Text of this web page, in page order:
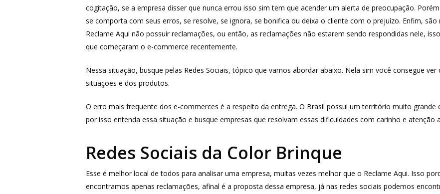
cogitação, se a empresa disser que nunca errou isso sim tem que acender um alerta de preocupação.
se comporta com seus erros, se resolve, se ignora, se bonifica ou deixa o cliente com o prejuízo. Enfim,
Reclame Aqui não possuir reclamações, ou então, as reclamações não estarem sendo respondidas nele,
que começaram o e-commerce recentemente.
Nessa situação, busque pelas Redes Sociais, tópico que vamos abordar abaixo. Nela sim você consegue
situações e dos produtos.
O erro mais frequente dos e-commerces é a respeito da entrega. O Brasil possui um território muito grande
por isso entenda essa situação e busque empresas que resolvam essas dificuldades com carinho e atenção
Redes Sociais da Color Brinque
Esse é melhor local de todos para analisar uma empresa, muitas vezes melhor que o Reclame Aqui. Isso
encontramos apenas reclamações, afinal é a proposta dessa empresa, já nas redes sociais podemos